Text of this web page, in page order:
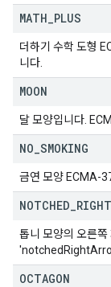
MATH PLUS
더하기 수학 도형
니다.
MOON
달 모양입니다.
NO SMOKING
금연 모양 ECMA-
NOTCHED RIGHT
톱니 모양의 오른
OCTAGON